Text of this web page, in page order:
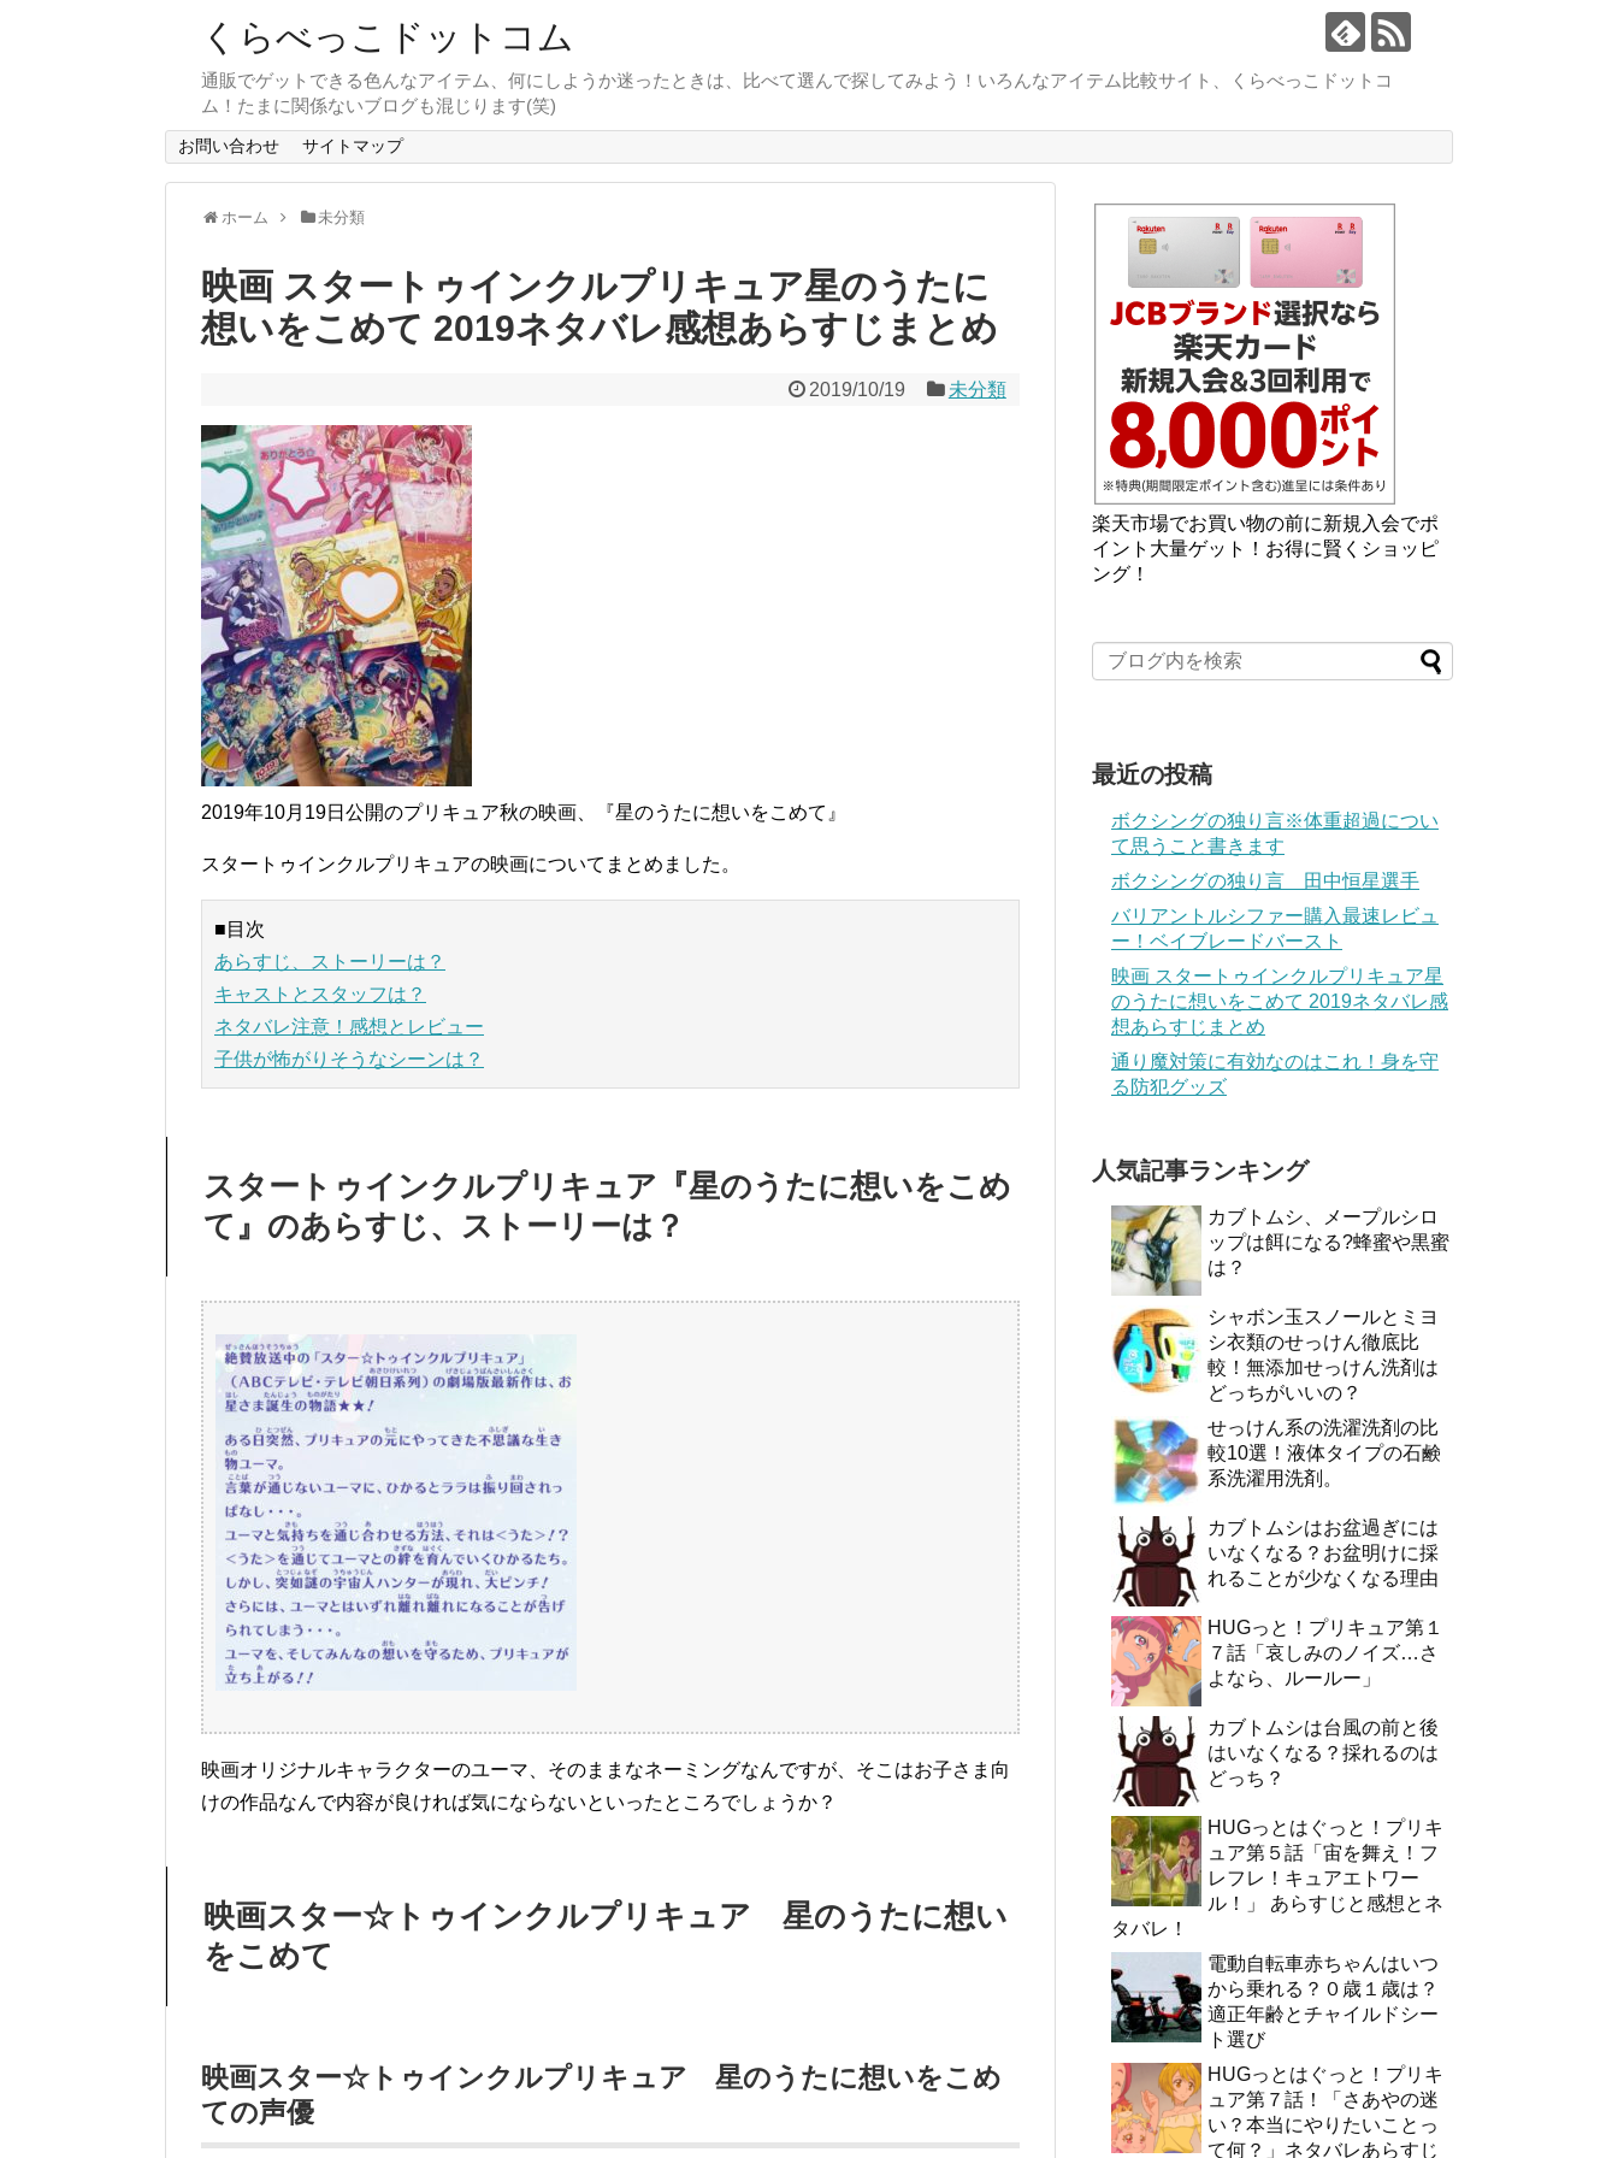
くらべっこドットコム
通販でゲットできる色んなアイテム、何にしようか迷ったときは、比べて選んで探してみよう！いろんなアイテム比較サイト、くらべっこドットコ
ム！たまに関係ないブログも混じります(笑)
お問い合わせ サイトマップ
ホーム 未分類
映画 スタートゥインクルプリキュア星のうたに
想いをこめて 2019ネタバレ感想あらすじまとめ
2019/10/19 未分類
2019年10月19日公開のプリキュア秋の映画、『星のうたに想いをこめて』
スタートゥインクルプリキュアの映画についてまとめました。
■目次
あらすじ、ストーリーは？
キャストとスタッフは？
ネタバレ注意！感想とレビュー
子供が怖がりそうなシーンは？
スタートゥインクルプリキュア『星のうたに想いをこめ
て』のあらすじ、ストーリーは？
映画オリジナルキャラクターのユーマ、そのままなネーミングなんですが、そこはお子さま向
けの作品なんで内容が良ければ気にならないといったところでしょうか？
映画スター☆トゥインクルプリキュア 星のうたに想い
をこめて
映画スター☆トゥインクルプリキュア 星のうたに想いをこめ
ての声優
楽天市場でお買い物の前に新規入会でポ
イント大量ゲット！お得に賢くショッピ
ング！
最近の投稿
ボクシングの独り言※体重超過につい
て思うこと書きます
ボクシングの独り言 田中恒星選手
バリアントルシファー購入最速レビュ
ー！ベイブレードバースト
映画 スタートゥインクルプリキュア星
のうたに想いをこめて 2019ネタバレ感
想あらすじまとめ
通り魔対策に有効なのはこれ！身を守
る防犯グッズ
人気記事ランキング
カブトムシ、メープルシロ
ップは餌になる?蜂蜜や黒蜜
は？
シャボン玉スノールとミヨ
シ衣類のせっけん徹底比
較！無添加せっけん洗剤は
どっちがいいの？
せっけん系の洗濯洗剤の比
較10選！液体タイプの石鹸
系洗濯用洗剤。
カブトムシはお盆過ぎには
いなくなる？お盆明けに採
れることが少なくなる理由
HUGっと！プリキュア第１
７話「哀しみのノイズ…さ
よなら、ルールー」
カブトムシは台風の前と後
はいなくなる？採れるのは
どっち？
HUGっとはぐっと！プリキ
ュア第５話「宙を舞え！フ
レフレ！キュアエトワー
ル！」 あらすじと感想とネ
タバレ！
電動自転車赤ちゃんはいつ
から乗れる？０歳１歳は？
適正年齢とチャイルドシー
ト選び
HUGっとはぐっと！プリキ
ュア第７話！「さあやの迷
い？本当にやりたいことっ
て何？」ネタバレあらすじ